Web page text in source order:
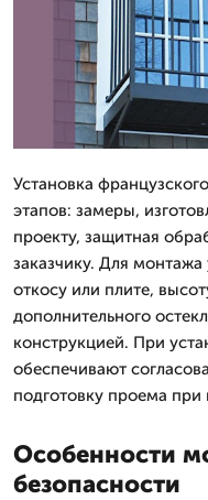
Установка
этапов: замеры,
проекту, защитная
заказчику. Для
откосу или плите,
дополнительного
конструкцией. При
обеспечивают
подготовку проема
Особенности
безопасности